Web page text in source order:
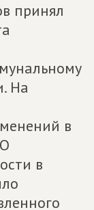
принял
На
в
в